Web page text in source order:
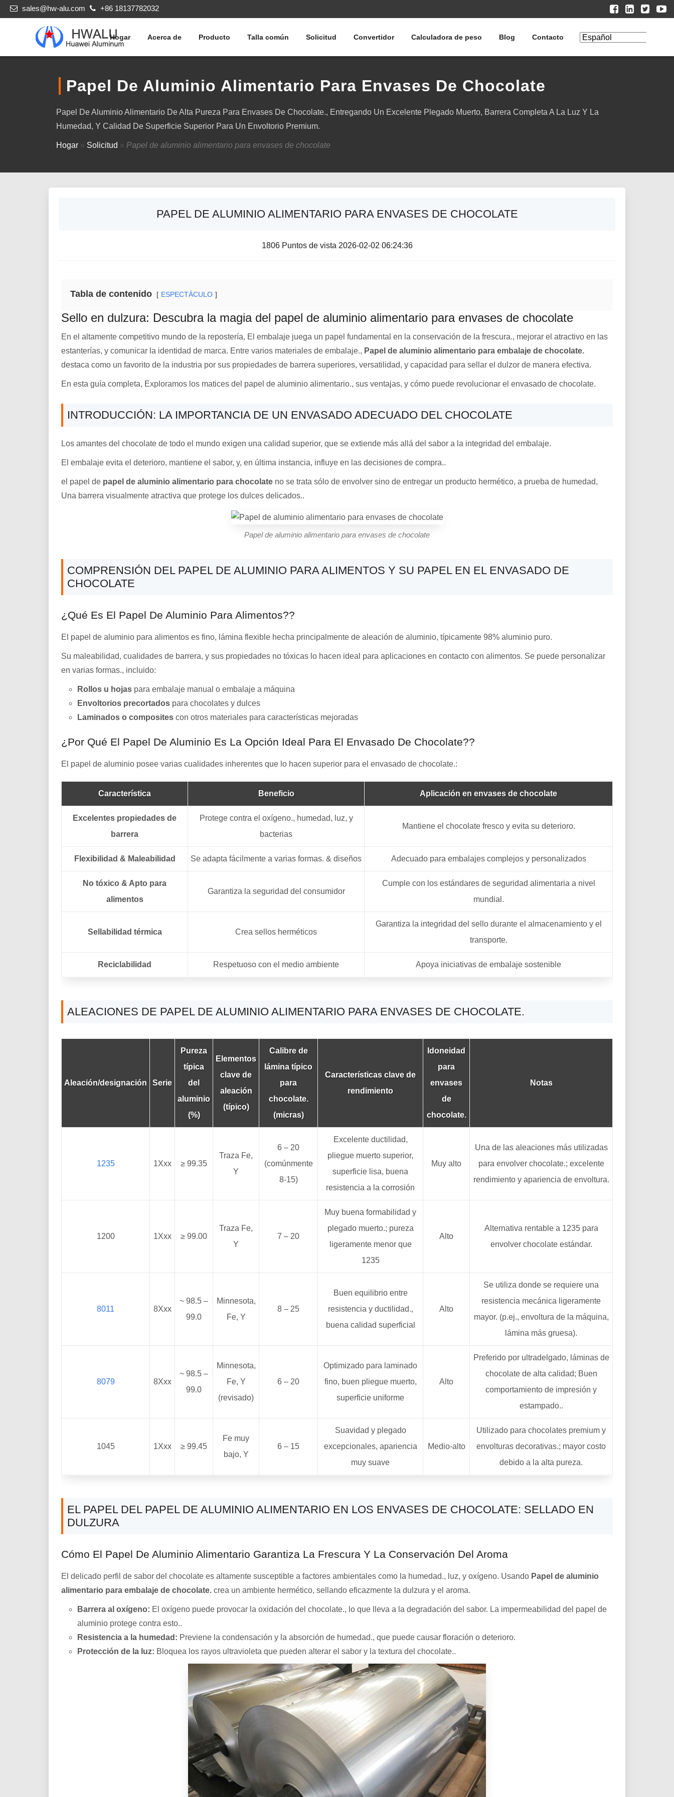
sales@hw-alu.com +86 18137782032
Hogar Acerca de Producto Talla común Solicitud Convertidor Calculadora de peso Blog Contacto
Papel De Aluminio Alimentario Para Envases De Chocolate
Papel De Aluminio Alimentario De Alta Pureza Para Envases De Chocolate., Entregando Un Excelente Plegado Muerto, Barrera Completa A La Luz Y La
Humedad, Y Calidad De Superficie Superior Para Un Envoltorio Premium.
Hogar » Solicitud » Papel de aluminio alimentario para envases de chocolate
PAPEL DE ALUMINIO ALIMENTARIO PARA ENVASES DE CHOCOLATE
1806 Puntos de vista 2026-02-02 06:24:36
Tabla de contenido ESPECTÁCULO
Sello en dulzura: Descubra la magia del papel de aluminio alimentario para envases de chocolate
En el altamente competitivo mundo de la repostería, El embalaje juega un papel fundamental en la conservación de la frescura., mejorar el atractivo en las
estanterías, y comunicar la identidad de marca. Entre varios materiales de embalaje., Papel de aluminio alimentario para embalaje de chocolate.
destaca como un favorito de la industria por sus propiedades de barrera superiores, versatilidad, y capacidad para sellar el dulzor de manera efectiva.
En esta guía completa, Exploramos los matices del papel de aluminio alimentario., sus ventajas, y cómo puede revolucionar el envasado de chocolate.
INTRODUCCIÓN: LA IMPORTANCIA DE UN ENVASADO ADECUADO DEL CHOCOLATE
Los amantes del chocolate de todo el mundo exigen una calidad superior, que se extiende más allá del sabor a la integridad del embalaje.
El embalaje evita el deterioro, mantiene el sabor, y, en última instancia, influye en las decisiones de compra..
el papel de papel de aluminio alimentario para chocolate no se trata sólo de envolver sino de entregar un producto hermético, a prueba de humedad,
Una barrera visualmente atractiva que protege los dulces delicados..
Papel de aluminio alimentario para envases de chocolate
COMPRENSIÓN DEL PAPEL DE ALUMINIO PARA ALIMENTOS Y SU PAPEL EN EL ENVASADO DE
CHOCOLATE
¿Qué Es El Papel De Aluminio Para Alimentos??
El papel de aluminio para alimentos es fino, lámina flexible hecha principalmente de aleación de aluminio, típicamente 98% aluminio puro.
Su maleabilidad, cualidades de barrera, y sus propiedades no tóxicas lo hacen ideal para aplicaciones en contacto con alimentos. Se puede personalizar
en varias formas., incluido:
Rollos u hojas para embalaje manual o embalaje a máquina
Envoltorios precortados para chocolates y dulces
Laminados o composites con otros materiales para características mejoradas
¿Por Qué El Papel De Aluminio Es La Opción Ideal Para El Envasado De Chocolate??
El papel de aluminio posee varias cualidades inherentes que lo hacen superior para el envasado de chocolate.:
Característica Beneficio Aplicación en envases de chocolate
Excelentes propiedades de
barrera
Protege contra el oxígeno., humedad, luz, y
bacterias
Mantiene el chocolate fresco y evita su deterioro.
Flexibilidad & Maleabilidad Se adapta fácilmente a varias formas. & diseños Adecuado para embalajes complejos y personalizados
No tóxico & Apto para
alimentos
Garantiza la seguridad del consumidor
Cumple con los estándares de seguridad alimentaria a nivel
mundial.
Sellabilidad térmica Crea sellos herméticos
Garantiza la integridad del sello durante el almacenamiento y el
transporte.
Reciclabilidad Respetuoso con el medio ambiente Apoya iniciativas de embalaje sostenible
ALEACIONES DE PAPEL DE ALUMINIO ALIMENTARIO PARA ENVASES DE CHOCOLATE.
Aleación/designación Serie
Pureza
típica
del
aluminio
(%)
Elementos
clave de
aleación
(típico)
Calibre de
lámina típico
para
chocolate.
(micras)
Características clave de
rendimiento
Idoneidad
para
envases
de
chocolate.
Notas
1235 1Xxx ≥ 99.35
Traza Fe,
Y
6 – 20
(comúnmente
8-15)
Excelente ductilidad,
pliegue muerto superior,
superficie lisa, buena
resistencia a la corrosión
Muy alto
Una de las aleaciones más utilizadas
para envolver chocolate.; excelente
rendimiento y apariencia de envoltura.
1200 1Xxx ≥ 99.00
Traza Fe,
Y
7 – 20
Muy buena formabilidad y
plegado muerto.; pureza
ligeramente menor que
1235
Alto
Alternativa rentable a 1235 para
envolver chocolate estándar.
8011 8Xxx
~ 98.5 –
99.0
Minnesota,
Fe, Y
8 – 25
Buen equilibrio entre
resistencia y ductilidad.,
buena calidad superficial
Alto
Se utiliza donde se requiere una
resistencia mecánica ligeramente
mayor. (p.ej., envoltura de la máquina,
lámina más gruesa).
8079 8Xxx
~ 98.5 –
99.0
Minnesota,
Fe, Y
(revisado)
6 – 20
Optimizado para laminado
fino, buen pliegue muerto,
superficie uniforme
Alto
Preferido por ultradelgado, láminas de
chocolate de alta calidad; Buen
comportamiento de impresión y
estampado..
1045 1Xxx ≥ 99.45
Fe muy
bajo, Y
6 – 15
Suavidad y plegado
excepcionales, apariencia
muy suave
Medio-alto
Utilizado para chocolates premium y
envolturas decorativas.; mayor costo
debido a la alta pureza.
EL PAPEL DEL PAPEL DE ALUMINIO ALIMENTARIO EN LOS ENVASES DE CHOCOLATE: SELLADO EN
DULZURA
Cómo El Papel De Aluminio Alimentario Garantiza La Frescura Y La Conservación Del Aroma
El delicado perfil de sabor del chocolate es altamente susceptible a factores ambientales como la humedad., luz, y oxígeno. Usando Papel de aluminio
alimentario para embalaje de chocolate. crea un ambiente hermético, sellando eficazmente la dulzura y el aroma.
Barrera al oxígeno: El oxígeno puede provocar la oxidación del chocolate., lo que lleva a la degradación del sabor. La impermeabilidad del papel de
aluminio protege contra esto..
Resistencia a la humedad: Previene la condensación y la absorción de humedad., que puede causar floración o deterioro.
Protección de la luz: Bloquea los rayos ultravioleta que pueden alterar el sabor y la textura del chocolate..